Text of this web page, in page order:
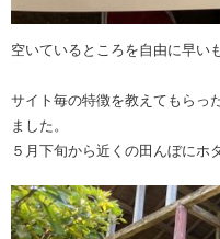
空いているところを自由に早い
サイト毎の特徴を教えてもらっ
ました。
５月下旬から近くの田んぼにホ